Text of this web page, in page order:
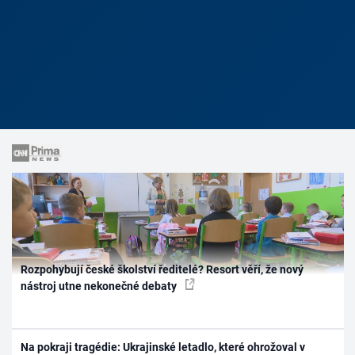
Rozpohybují české školství ředitelé? Resort věří, že nový
nástroj utne nekonečné debaty
Na pokraji tragédie: Ukrajinské letadlo, které ohrožoval v